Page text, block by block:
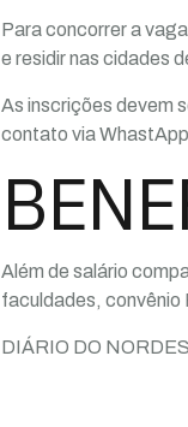
Para concorrer a
e residir nas cidades
As inscrições devem
contato via
Além de salário
faculdades, convênio
DIÁRIO DO